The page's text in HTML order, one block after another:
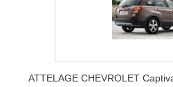
ATTELAGE CHEVROLET